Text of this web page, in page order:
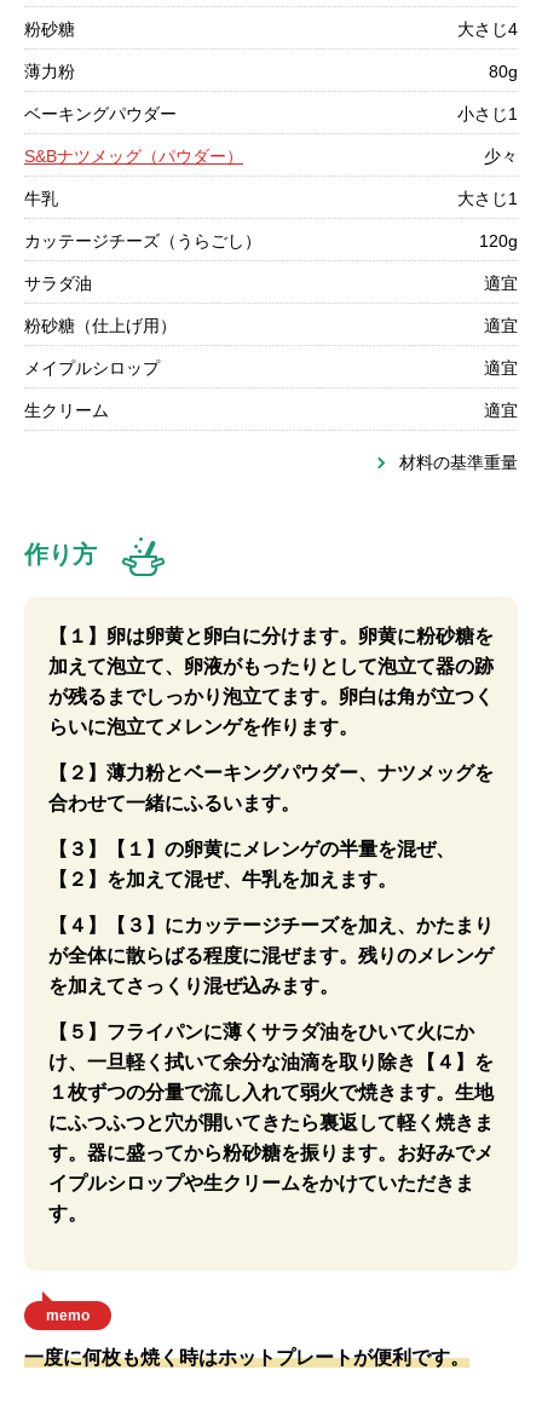
粉砂糖 大さじ4
薄力粉 80g
ベーキングパウダー 小さじ1
S&Bナツメッグ（パウダー） 少々
牛乳 大さじ1
カッテージチーズ（うらごし） 120g
サラダ油 適宜
粉砂糖（仕上げ用） 適宜
メイプルシロップ 適宜
生クリーム 適宜
材料の基準重量
作り方
【１】卵は卵黄と卵白に分けます。卵黄に粉砂糖を
加えて泡立て、卵液がもったりとして泡立て器の跡
が残るまでしっかり泡立てます。卵白は角が立つく
らいに泡立てメレンゲを作ります。
【２】薄力粉とベーキングパウダー、ナツメッグを
合わせて一緒にふるいます。
【３】【１】の卵黄にメレンゲの半量を混ぜ、
【２】を加えて混ぜ、牛乳を加えます。
【４】【３】にカッテージチーズを加え、かたまり
が全体に散らばる程度に混ぜます。残りのメレンゲ
を加えてさっくり混ぜ込みます。
【５】フライパンに薄くサラダ油をひいて火にか
け、一旦軽く拭いて余分な油滴を取り除き【４】を
１枚ずつの分量で流し入れて弱火で焼きます。生地
にふつふつと穴が開いてきたら裏返して軽く焼きま
す。器に盛ってから粉砂糖を振ります。お好みでメ
イプルシロップや生クリームをかけていただきま
す。
memo
一度に何枚も焼く時はホットプレートが便利です。